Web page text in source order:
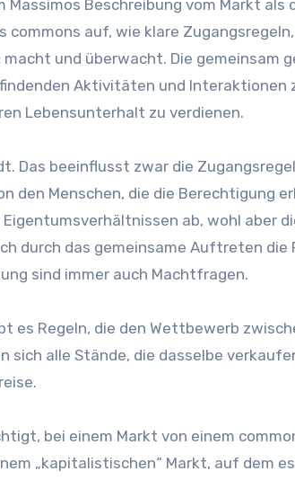
Massimos Beschreibung vom Markt
commons auf, wie klare
und überwacht. Die gemeinsam
Aktivitäten und Interaktionen
Lebensunterhalt zu verdienen.
Das beeinflusst zwar die
den Menschen, die die Berechtigung
ab, wohl aber
durch das gemeinsame Auftreten die
sind immer auch Machtfragen.
es Regeln, die den Wettbewerb
sich alle Stände, die dasselbe
bei einem Markt von einem
„kapitalistischen“ Markt, auf dem